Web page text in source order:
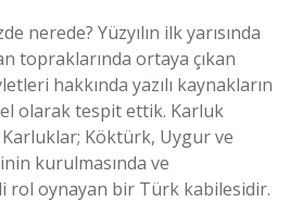
nerede? Yüzyılın ilk yarısında
topraklarında ortaya çıkan
hakkında yazılı kaynakların
olarak tespit ettik. Karluk
Köktürk, Uygur ve
kurulmasında ve
rol oynayan bir Türk kabilesidir.